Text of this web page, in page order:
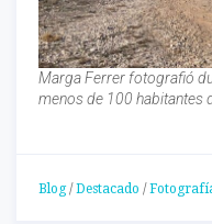
Marga Ferrer fotografió
menos de 100 habitantes
Blog/Destacado /